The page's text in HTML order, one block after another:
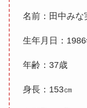
名前：田中みな
生年月日：
年齢：37歳
身長：153㎝